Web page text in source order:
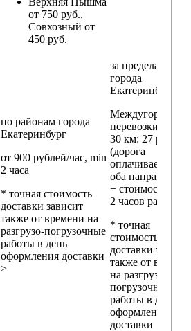
от 750 руб.,
Совхозный от
450 руб.
по районам города
Екатеринбург
от 900 рублей/час, min
2 часа
* точная стоимость
доставки зависит
также от времени на
разгрузо-погрузочные
работы в день
оформления доставки
>
за пределами
города
Екатеринбург
Междугородние
перевозки
30 км: 27 руб./км
(дорога
оплачивается в
оба направления
+ стоимость min
2 часов работы)
* точная
стоимость
доставки
также от
на разгрузо-
погрузочные
работы в день
оформления
доставки